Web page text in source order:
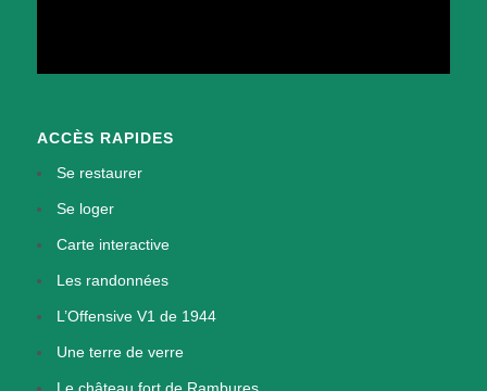
ACCÈS RAPIDES
Se restaurer
Se loger
Carte interactive
Les randonnées
L’Offensive V1 de 1944
Une terre de verre